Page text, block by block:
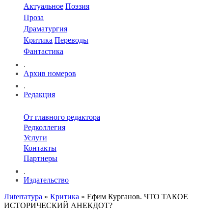
Актуальное Поэзия
Проза
Драматургия
Критика Переводы
Фантастика
.
Архив номеров
.
Редакция
От главного редактора
Редколлегия
Услуги
Контакты
Партнеры
.
Издательство
Лиterraтура » Критика » Ефим Курганов. ЧТО ТАКОЕ
ИСТОРИЧЕСКИЙ АНЕКДОТ?